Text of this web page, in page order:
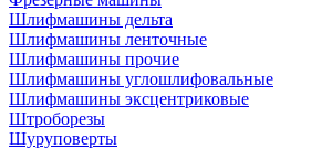
Шлифмашины дельта
Шлифмашины ленточные
Шлифмашины прочие
Шлифмашины углошлифовальные
Шлифмашины эксцентриковые
Штроборезы
Шуруповерты